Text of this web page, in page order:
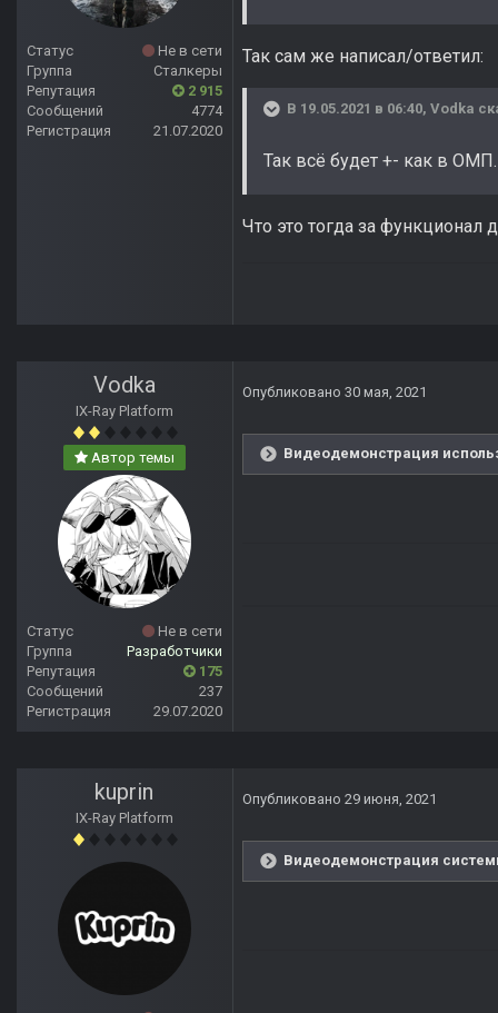
Статус
Не в сети
Группа
Сталкеры
Репутация
2 915
Сообщений
4774
Регистрация
21.07.2020
Так сам же написал/ответил:
В 19.05.2021 в 06:40, Vodka
Так всё будет +- как в
Что это тогда за функционал
Vodka
IX-Ray Platform
Автор темы
Статус
Не в сети
Группа
Разработчики
Репутация
175
Сообщений
237
Регистрация
29.07.2020
Опубликовано 30 мая, 2021
Видеодемонстрация
kuprin
IX-Ray Platform
Опубликовано 29 июня, 2021
Видеодемонстрация